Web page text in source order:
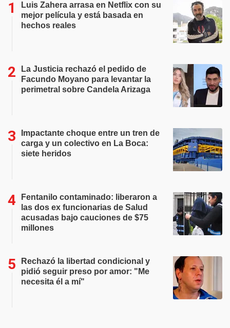
Luis Zahera arrasa en Netflix con su
mejor película y está basada en
hechos reales
La Justicia rechazó el pedido de
Facundo Moyano para levantar la
perimetral sobre Candela Arizaga
Impactante choque entre un tren de
carga y un colectivo en La Boca:
siete heridos
Fentanilo contaminado: liberaron a
las dos ex funcionarias de Salud
acusadas bajo cauciones de $75
millones
Rechazó la libertad condicional y
pidió seguir preso por amor: "Me
necesita él a mí"